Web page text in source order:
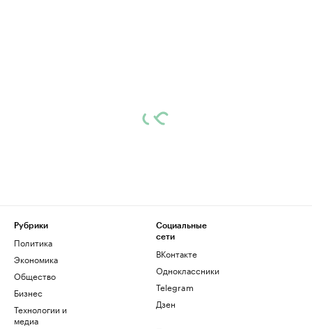
Рубрики
Политика
Экономика
Общество
Бизнес
Технологии и
медиа
Социальные
сети
ВКонтакте
Одноклассники
Telegram
Дзен